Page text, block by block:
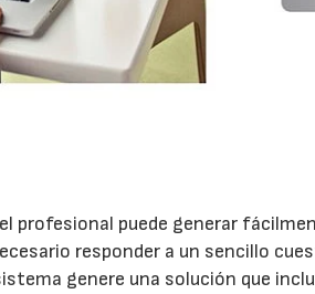
profesional puede generar
responder a un sencillo
genere una solución que